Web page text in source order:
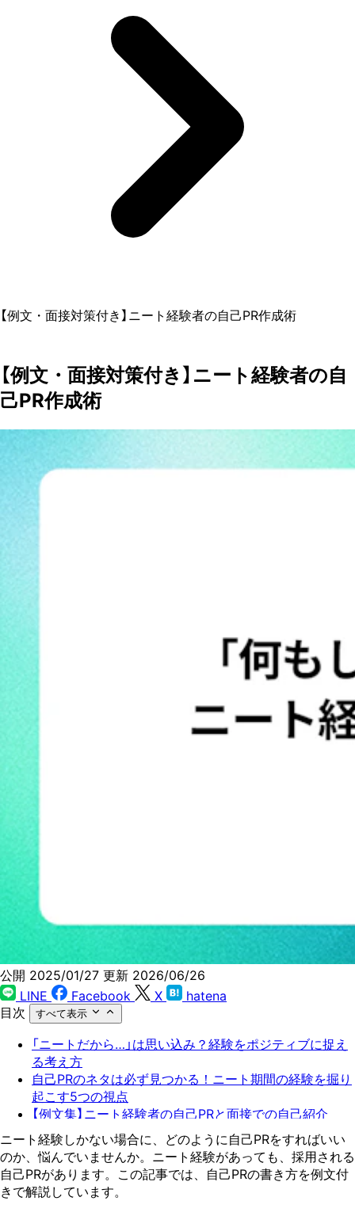
【例文・面接対策付き】ニート経験者の自己PR作成術
【例文・面接対策付き】ニート経験者の自
己PR作成術
公開 2025/01/27 更新 2026/06/26
LINE
Facebook X
hatena
目次
すべて表示
「ニートだから…」は思い込み？経験をポジティブに捉え
る考え方
自己PRのネタは必ず見つかる！ニート期間の経験を掘り
起こす5つの視点
【例文集】ニート経験者の自己PRと面接での自己紹介
自己PR作成前に知っておきたい企業側の視点
ニート経験者が面接で自己PRを伝える際の注意点と対策
ニート経験しかない場合に、どのように自己PRをすればいい
のか、悩んでいませんか。ニート経験があっても、採用される
自己PRがあります。この記事では、自己PRの書き方を例文付
きで解説しています。